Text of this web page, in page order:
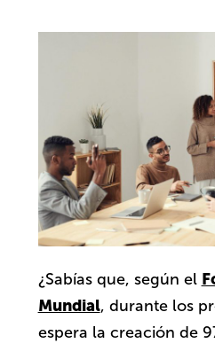
¿Sabías que, según el
Mundial, durante los
espera la creación de